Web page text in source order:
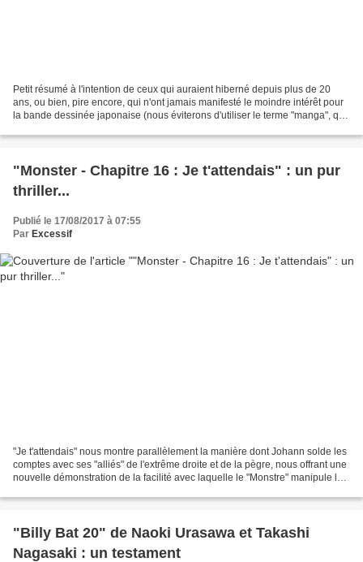
Petit résumé à l'intention de ceux qui auraient hiberné depuis plus de 20
ans, ou bien, pire encore, qui n'ont jamais manifesté le moindre intérêt pour
la bande dessinée japonaise (nous éviterons d'utiliser le terme "manga", qui
"Monster - Chapitre 16 : Je t'attendais" : un pur
thriller...
Publié le 17/08/2017 à 07:55
Par Excessif
"Je t'attendais" nous montre parallèlement la manière dont Johann solde les
comptes avec ses "alliés" de l'extrême droite et de la pègre, nous offrant une
nouvelle démonstration de la facilité avec laquelle le "Monstre" manipule les
"Billy Bat 20" de Naoki Urasawa et Takashi
Nagasaki : un testament